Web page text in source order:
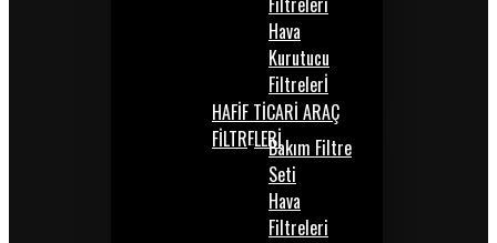
Hava
Kurutucu
Filtrelerİ
HAFİF TİCARİ ARAÇ
FİLTRELERİBakım Filtre
Seti
Hava
Filtreleri